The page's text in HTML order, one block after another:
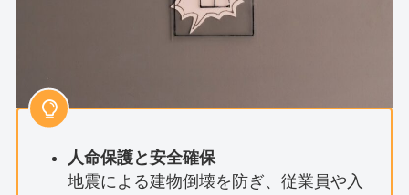
人命保護と安全確保
地震による建物倒壊を防ぎ、従業員や入